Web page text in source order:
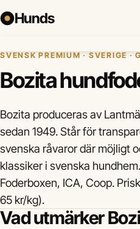
Hunds
Försäkring Hundraser
SVENSK PREMIUM · SVERIGE ·
Bozita
Bozita produceras av
sedan 1949. Står för
svenska råvaror där möjligt
klassiker i svenska
Foderboxen, ICA, Coop.
65 kr/kg).
Vad utmärker